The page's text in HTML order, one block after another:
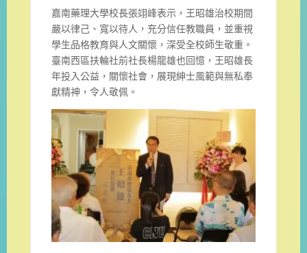
嘉南藥理大學校長張翊峰表示，王昭雄治校期間
嚴以律己、寬以待人，充分信任教職員，並重視
學生品格教育與人文關懷，深受全校師生敬重。
臺南西區扶輪社前社長楊龍雄也回憶，王昭雄長
年投入公益，關懷社會，展現紳士風範與無私奉
獻精神，令人敬佩。